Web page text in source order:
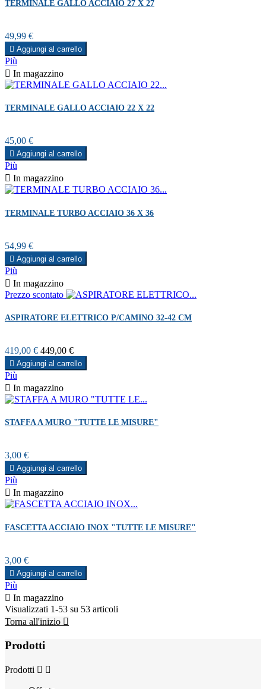
TERMINALE GALLO ACCIAIO 27 X 27
Prezzo
49,99 €
 Aggiungi al carrello
Più
 In magazzino
TERMINALE GALLO ACCIAIO 22 X 22
Prezzo
45,00 €
 Aggiungi al carrello
Più
 In magazzino
TERMINALE TURBO ACCIAIO 36 X 36
Prezzo
54,99 €
 Aggiungi al carrello
Più
 In magazzino
Prezzo scontato
ASPIRATORE ELETTRICO P/CAMINO 32-42 CM
Prezzo
419,00 € Prezzo
base
449,00 €
 Aggiungi al carrello
Più
 In magazzino
STAFFA A MURO "TUTTE LE MISURE"
Prezzo
3,00 €
 Aggiungi al carrello
Più
 In magazzino
FASCETTA ACCIAIO INOX "TUTTE LE MISURE"
Prezzo
3,00 €
 Aggiungi al carrello
Più
 In magazzino
Visualizzati 1-53 su 53 articoli
Torna all'inizio 
Prodotti
Prodotti  